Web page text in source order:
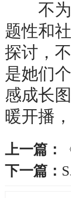
不为
题性和
探讨，
是她们
感成长
暖开播
上一篇：
下一篇：